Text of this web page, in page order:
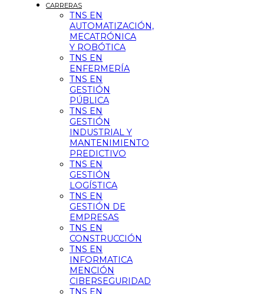
CARRERAS
TNS EN
AUTOMATIZACIÓN,
MECATRÓNICA
Y ROBÓTICA
TNS EN
ENFERMERÍA
TNS EN
GESTIÓN
PÚBLICA
TNS EN
GESTIÓN
INDUSTRIAL Y
MANTENIMIENTO
PREDICTIVO
TNS EN
GESTIÓN
LOGÍSTICA
TNS EN
GESTIÓN DE
EMPRESAS
TNS EN
CONSTRUCCIÓN
TNS EN
INFORMATICA
MENCIÓN
CIBERSEGURIDAD
TNS EN